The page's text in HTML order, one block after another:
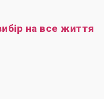
на все життя